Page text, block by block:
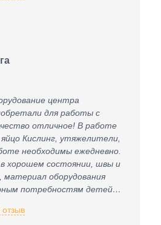
центра
для работы с
отличное! В работе
Кислинг, утяжелители,
необходимы ежедневно.
в хорошем состоянии, швы и
материал оборудования
потребностям детей и